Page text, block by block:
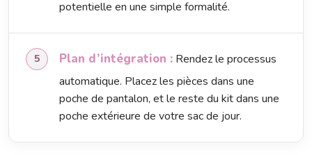
potentielle en une simple formalité.
Plan d’intégration : Rendez le processus
automatique. Placez les pièces dans une
poche de pantalon, et le reste du kit dans une
poche extérieure de votre sac de jour.